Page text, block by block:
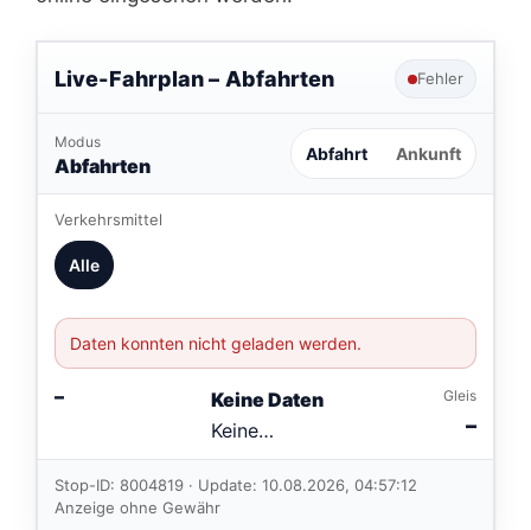
Live-Fahrplan – Abfahrten Fehler
Modus
Abfahrten Abfahrt Ankunft
Verkehrsmittel
Alle
Daten konnten nicht geladen werden.
–
Keine Daten
Keine
Verbindungen
im aktuellen
Feed.
Gleis
–
Stop-ID: 8004819 · Update: 10.08.2026, 04:57:12
Anzeige ohne Gewähr